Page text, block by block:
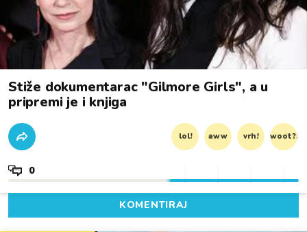
Stiže dokumentarac "Gilmore Girls", a u
pripremi je i knjiga
lol! aww vrh! woot?!
0
KOMENTIRAJ